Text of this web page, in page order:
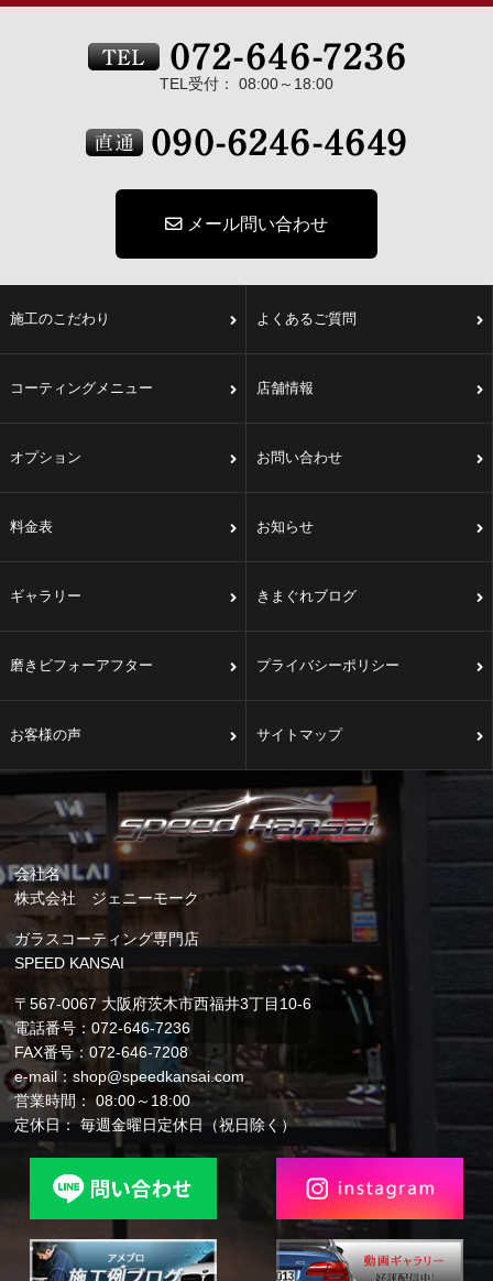
TEL受付： 08:00～18:00
メール問い合わせ
施工のこだわり よくあるご質問
コーティングメニュー 店舗情報
オプション お問い合わせ
料金表 お知らせ
ギャラリー きまぐれブログ
磨きビフォーアフター プライバシーポリシー
お客様の声 サイトマップ
会社名
株式会社 ジェニーモーク
ガラスコーティング専門店
SPEED KANSAI
〒567-0067 大阪府茨木市西福井3丁目10-6
電話番号：072-646-7236
FAX番号：072-646-7208
e-mail：shop@speedkansai.com
営業時間： 08:00～18:00
定休日： 毎週金曜日定休日（祝日除く）